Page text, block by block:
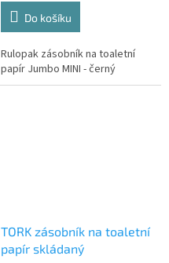
Do košíku
Rulopak zásobník na toaletní
papír Jumbo MINI - černý
TORK zásobník na toaletní
papír skládaný